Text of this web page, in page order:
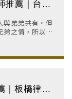
推薦｜台北
與弟弟共有。但
弟之情，所以幫
助，所以將自
｜板橋律師